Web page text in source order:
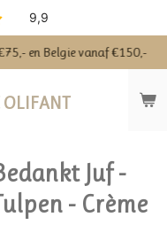
OLIFANT
en Belgie vanaf €150,-
Juf -
- Crème